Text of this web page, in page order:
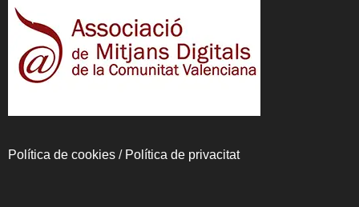
Política de cookies / Política de privacitat